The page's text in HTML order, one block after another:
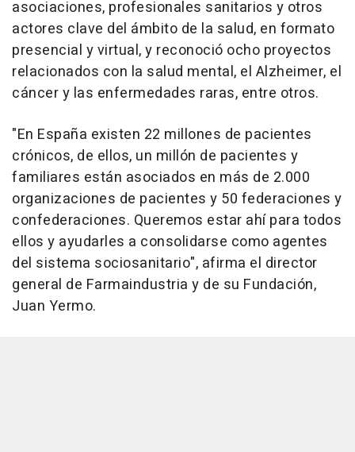
asociaciones, profesionales sanitarios y otros
actores clave del ámbito de la salud, en formato
presencial y virtual, y reconoció ocho proyectos
relacionados con la salud mental, el Alzheimer, el
cáncer y las enfermedades raras, entre otros.
"En España existen 22 millones de pacientes
crónicos, de ellos, un millón de pacientes y
familiares están asociados en más de 2.000
organizaciones de pacientes y 50 federaciones y
confederaciones. Queremos estar ahí para todos
ellos y ayudarles a consolidarse como agentes
del sistema sociosanitario", afirma el director
general de Farmaindustria y de su Fundación,
Juan Yermo.